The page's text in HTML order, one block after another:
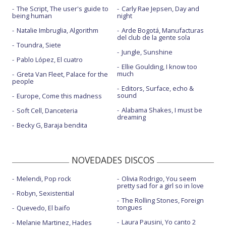
The Script, The user's guide to
being human
Natalie Imbruglia, Algorithm
Toundra, Siete
Pablo López, El cuatro
Greta Van Fleet, Palace for the
people
Europe, Come this madness
Soft Cell, Danceteria
Becky G, Baraja bendita
Carly Rae Jepsen, Day and
night
Arde Bogotá, Manufacturas
del club de la gente sola
Jungle, Sunshine
Ellie Goulding, I know too
much
Editors, Surface, echo &
sound
Alabama Shakes, I must be
dreaming
NOVEDADES DISCOS
Melendi, Pop rock
Robyn, Sexistential
Quevedo, El baifo
Melanie Martinez, Hades
Olivia Rodrigo, You seem
pretty sad for a girl so in love
The Rolling Stones, Foreign
tongues
Laura Pausini, Yo canto 2